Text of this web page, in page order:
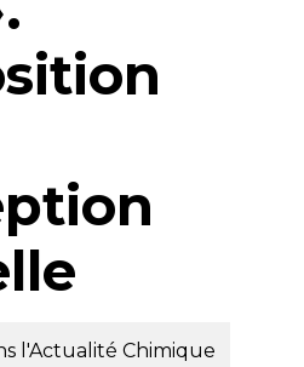
l'Actualité Chimique